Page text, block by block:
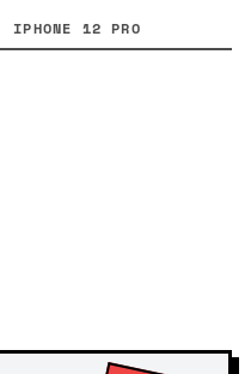
IPHONE 12 PRO